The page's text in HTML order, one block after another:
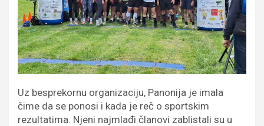
Uz besprekornu organizaciju, Panonija je imala
čime da se ponosi i kada je reč o sportskim
rezultatima. Njeni najmlađi članovi zablistali su u